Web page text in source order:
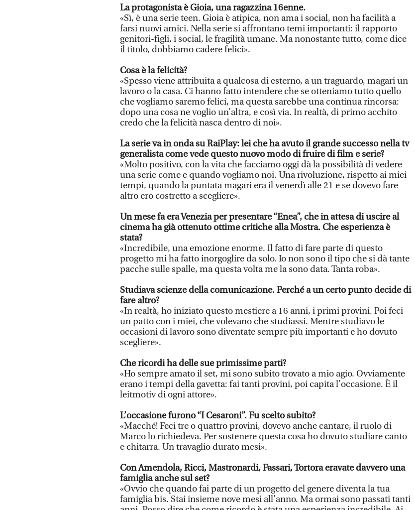
La protagonista è Gioia, una ragazzina 16enne.
«Sì, è una serie teen. Gioia è atipica, non ama i social, non ha facilità a
farsi nuovi amici. Nella serie si affrontano temi importanti: il rapporto
genitori-figli, i social, le fragilità umane. Ma nonostante tutto, come dice
il titolo, dobbiamo cadere felici».
Cosa è la felicità?
«Spesso viene attribuita a qualcosa di esterno, a un traguardo, magari un
lavoro o la casa. Ci hanno fatto intendere che se otteniamo tutto quello
che vogliamo saremo felici, ma questa sarebbe una continua rincorsa:
dopo una cosa ne voglio un’altra, e così via. In realtà, di primo acchito
credo che la felicità nasca dentro di noi».
La serie va in onda su RaiPlay: lei che ha avuto il grande successo nella tv
generalista come vede questo nuovo modo di fruire di film e serie?
«Molto positivo, con la vita che facciamo oggi dà la possibilità di vedere
una serie come e quando vogliamo noi. Una rivoluzione, rispetto ai miei
tempi, quando la puntata magari era il venerdì alle 21 e se dovevo fare
altro ero costretto a scegliere».
Un mese fa era Venezia per presentare “Enea”, che in attesa di uscire al
cinema ha già ottenuto ottime critiche alla Mostra. Che esperienza è
stata?
«Incredibile, una emozione enorme. Il fatto di fare parte di questo
progetto mi ha fatto inorgoglire da solo. Io non sono il tipo che si dà tante
pacche sulle spalle, ma questa volta me la sono data. Tanta roba».
Studiava scienze della comunicazione. Perché a un certo punto decide di
fare altro?
«In realtà, ho iniziato questo mestiere a 16 anni, i primi provini. Poi feci
un patto con i miei, che volevano che studiassi. Mentre studiavo le
occasioni di lavoro sono diventate sempre più importanti e ho dovuto
scegliere».
Che ricordi ha delle sue primissime parti?
«Ho sempre amato il set, mi sono subito trovato a mio agio. Ovviamente
erano i tempi della gavetta: fai tanti provini, poi capita l’occasione. È il
leitmotiv di ogni attore».
L’occasione furono “I Cesaroni”. Fu scelto subito?
«Macché! Feci tre o quattro provini, dovevo anche cantare, il ruolo di
Marco lo richiedeva. Per sostenere questa cosa ho dovuto studiare canto
e chitarra. Un travaglio durato mesi».
Con Amendola, Ricci, Mastronardi, Fassari, Tortora eravate davvero una
famiglia anche sul set?
«Ovvio che quando fai parte di un progetto del genere diventa la tua
famiglia bis. Stai insieme nove mesi all’anno. Ma ormai sono passati tanti